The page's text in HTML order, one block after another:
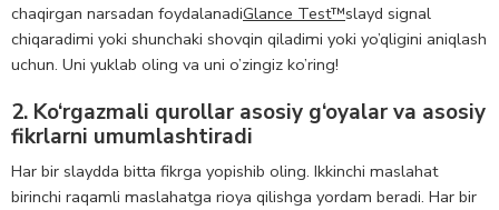
chaqirgan narsadan foydalanadiGlance Test™slayd signal
chiqaradimi yoki shunchaki shovqin qiladimi yoki yo’qligini aniqlash
uchun. Uni yuklab oling va uni o’zingiz ko’ring!
2. Ko‘rgazmali qurollar asosiy g‘oyalar va asosiy
fikrlarni umumlashtiradi
Har bir slaydda bitta fikrga yopishib oling. Ikkinchi maslahat
birinchi raqamli maslahatga rioya qilishga yordam beradi. Har bir